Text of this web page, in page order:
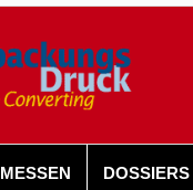
MESSEN DOSSIERS